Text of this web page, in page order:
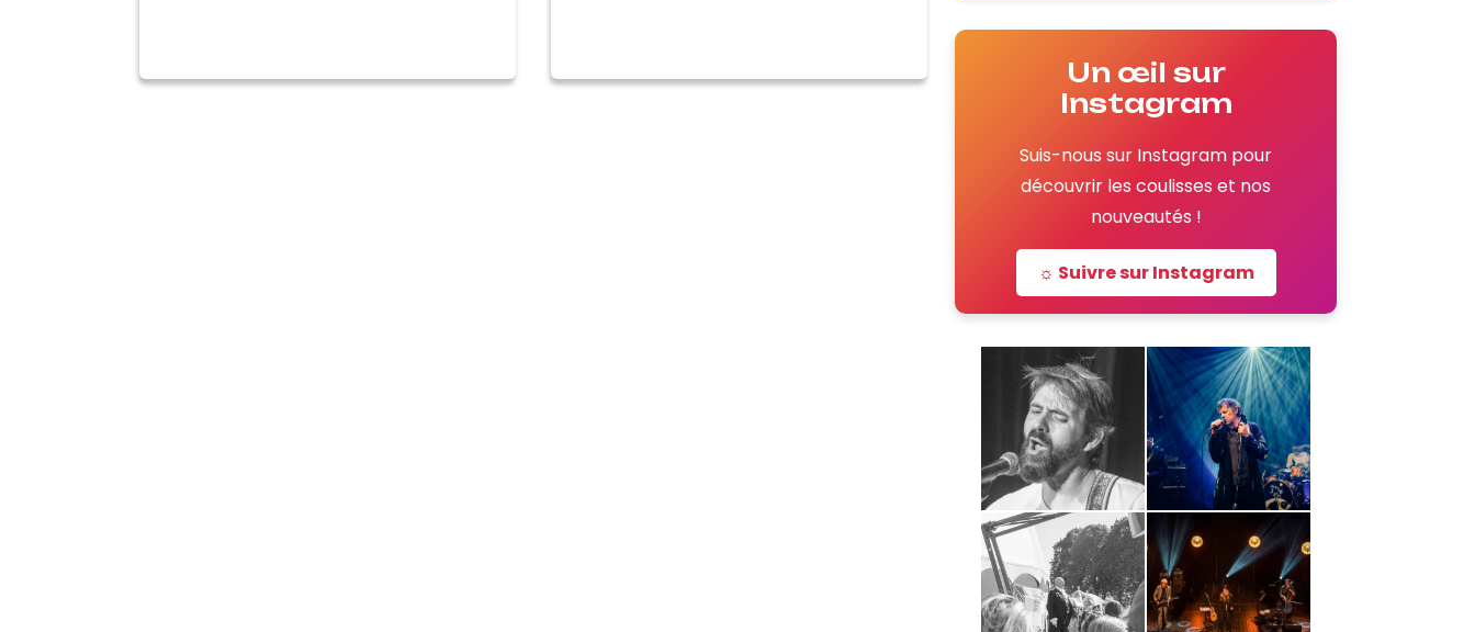
Un œil sur
Instagram
Suis-nous sur Instagram pour
découvrir les coulisses et nos
nouveautés !
☼ Suivre sur Instagram